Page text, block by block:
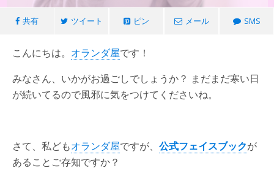
共有 ツイート ピン メール SMS
こんにちは。 オランダ屋です！
みなさん、いかがお過ごしでしょうか？ まだまだ寒い日
が続いてるので風邪に気をつけてくださいね。
さて、私どもオランダ屋ですが、 公式フェイスブックが
あることご存知ですか？